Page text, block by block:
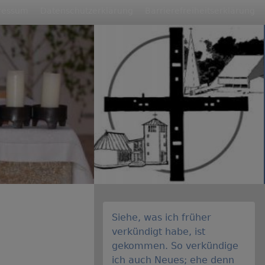
Siehe, was ich früher
verkündigt habe, ist
gekommen. So verkündige
ich auch Neues; ehe denn